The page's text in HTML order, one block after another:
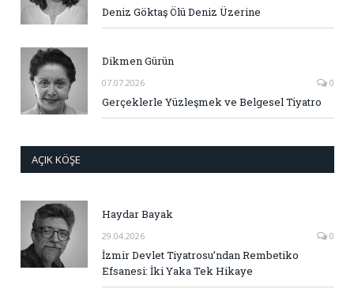
Deniz Göktaş Ölü Deniz Üzerine
Dikmen Gürün
07.07.2026 0
Gerçeklerle Yüzleşmek ve Belgesel Tiyatro
AÇIK KÖŞE
Haydar Bayak
29.04.2026 0
İzmir Devlet Tiyatrosu’ndan Rembetiko
Efsanesi: İki Yaka Tek Hikaye